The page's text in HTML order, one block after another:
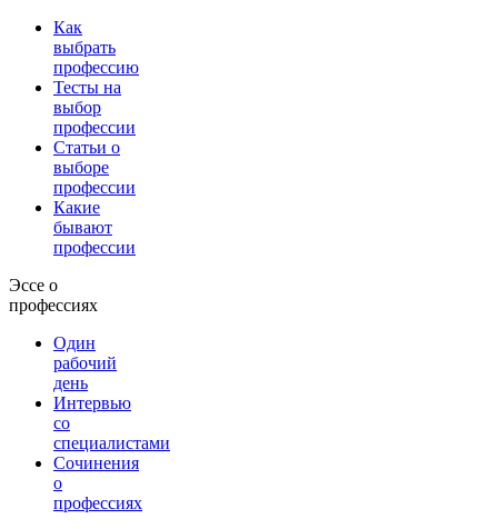
Как
выбрать
профессию
Тесты на
выбор
профессии
Статьи о
выборе
профессии
Какие
бывают
профессии
Эссе о
профессиях
Один
рабочий
день
Интервью
со
специалистами
Сочинения
о
профессиях